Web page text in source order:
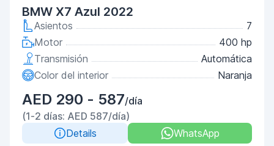
BMW X7 Azul 2022
Asientos
7
Motor
400 hp
Transmisión
Automática
Color del interior
Naranja
AED 290 - 587/día
(1-2 días: AED 587/día)
Details
WhatsApp